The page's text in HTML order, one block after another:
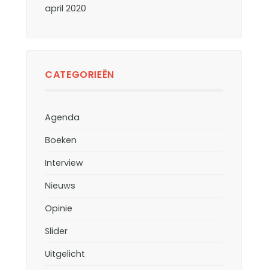
april 2020
CATEGORIEËN
Agenda
Boeken
Interview
Nieuws
Opinie
Slider
Uitgelicht